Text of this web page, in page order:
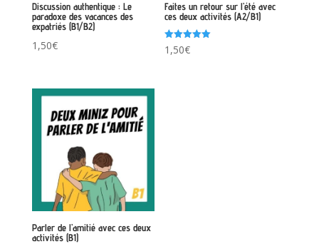
Discussion authentique : Le
paradoxe des vacances des
expatriés (B1/B2)
1,50€
Faites un retour sur l’été avec
ces deux activités (A2/B1)
Note
5.00
1,50€
Parler de l’amitié avec ces deux
activités (B1)